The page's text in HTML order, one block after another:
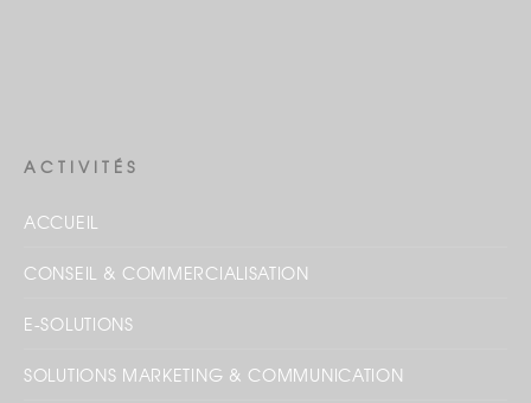
ACTIVITÉS
ACCUEIL
CONSEIL & COMMERCIALISATION
E-SOLUTIONS
SOLUTIONS MARKETING & COMMUNICATION